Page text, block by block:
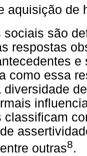
aquisição de
são
respostas
como essa
diversidade
classificam
outras8.